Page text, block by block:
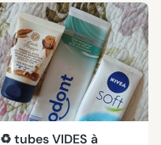
♻️ tubes VIDES à